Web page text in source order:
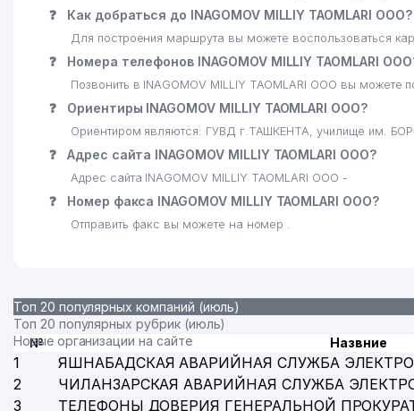
24 AVIATUR ООО
PROYEKTNAYA MASTERSKAYA TAXTAGANOV ЧП
ELIUS ООО
27 AKMALXON SAVDO FARM ООО
28 NEBESA RESORT СЕМЕЙНОЕ ПРЕДПРИЯТИЕ
БЮРО НЕСЧАСТНЫХ СЛУЧАЕВ
EFENDI CO. LTD. ИП ООО
33 ГОСУДАРСТВЕННАЯ НАУЧНАЯ МЕДИЦИНСКАЯ
K7 HOTEL MANAGEMENT ООО
МУЗЕЙ ЗДРАВООХРАНЕНИЯ УЗБЕКИСТАНА
❓ Как добраться до INAGOMOV MILLIY TAOMLARI ООО?
Для построения маршрута вы можете воспользоваться
❓ Номера телефонов INAGOMOV MILLIY TAOMLARI
Позвонить в INAGOMOV MILLIY TAOMLARI ООО вы можете
❓ Ориентиры INAGOMOV MILLIY TAOMLARI ООО?
Ориентиром являются: ГУВД г.ТАШКЕНТА, училище им.
❓ Адрес сайта INAGOMOV MILLIY TAOMLARI ООО?
Адрес сайта INAGOMOV MILLIY TAOMLARI ООО -
❓ Номер факса INAGOMOV MILLIY TAOMLARI ООО?
Отправить факс вы можете на номер .
Топ 20 популярных компаний (июль)
Топ 20 популярных рубрик (июль)
Новые организации на сайте
№ Назвние
1 ЯШНАБАДСКАЯ АВАРИЙНАЯ СЛУЖБА
2
ЧИЛАНЗАРСКАЯ АВАРИЙНАЯ СЛУЖБА
3
ТЕЛЕФОНЫ ДОВЕРИЯ ГЕНЕРАЛЬНОЙ